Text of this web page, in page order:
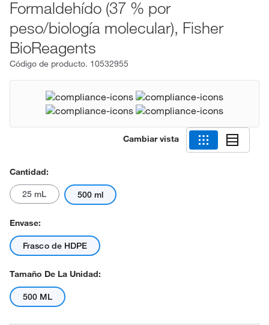
Formaldehído (37 % por
peso/biología molecular), Fisher
BioReagents
Código de producto. 10532955
Cambiar vista
Cantidad:
25 mL 500 ml
Envase:
Frasco de HDPE
Tamaño De La Unidad:
500 ML